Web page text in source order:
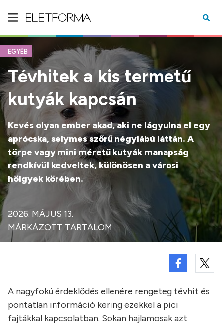
EGYÉB
Tévhitek a kis termetű
kutyák kapcsán
Kevés olyan ember akad, aki ne lágyulna el egy
aprócska, selymes szőrű négylábú láttán. A
törpe vagy mini méretű kutyák manapság
rendkívül kedveltek, különösen a városi
hölgyek körében.
2026. MÁJUS 13.
MÁRKÁZOTT TARTALOM
A nagyfokú érdeklődés ellenére rengeteg tévhit és
pontatlan információ kering ezekkel a pici
fajtákkal kapcsolatban. Sokan hajlamosak azt